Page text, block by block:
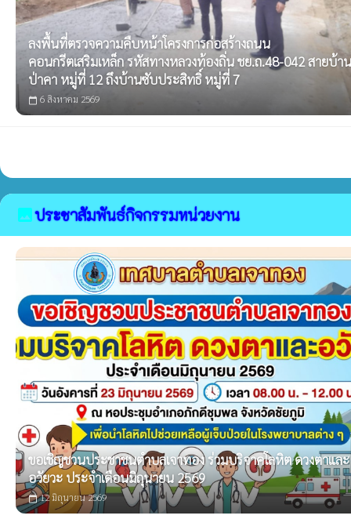
ลงพื้นที่ตรวจความคืบหน้าโครงการก่อสร้างถนน
คอนกรีตเสริมเหล็ก รหัสทางหลวงท้องถิ่น ชย.ถ.48-042 สายบ้าน
ป่าคา หมู่ที่ 12 ถึงบ้านซับประสิทธิ์ หมู่ที่ 7
calendar_today 6 สิงหาคม 2569
imageประชาสัมพันธ์กิจกรรมหน่วยงาน
ขอเชิญชวนประชาชนตำบลเจาทอง ร่วมบริจาคโลหิต ดวงตาและ
อวัยวะ ประจำเดือนมิถุนายน 2569
calendar_today12 มิถุนายน 2569